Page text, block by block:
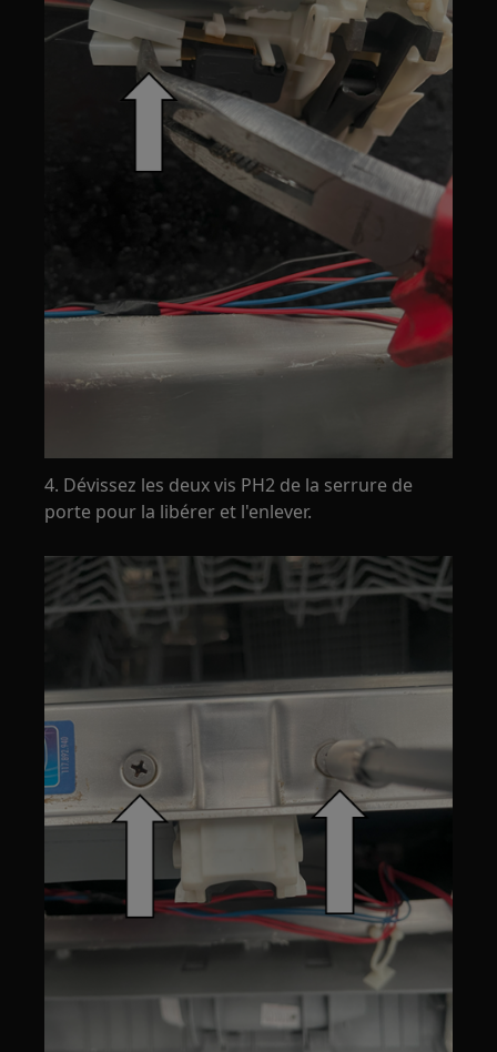
4. Dévissez les deux vis PH2 de la serrure de
porte pour la libérer et l'enlever.